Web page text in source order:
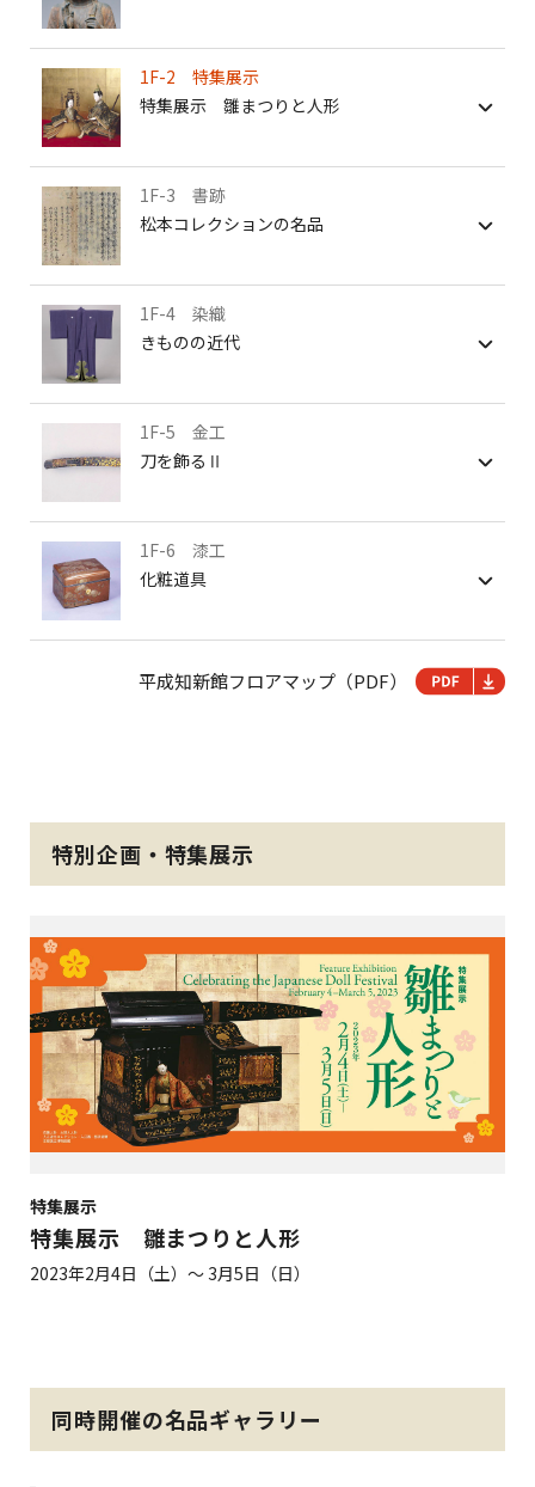
1F-2 特集展示
特集展示 雛まつりと人形
1F-3 書跡
松本コレクションの名品
1F-4 染織
きものの近代
1F-5 金工
刀を飾るⅡ
1F-6 漆工
化粧道具
平成知新館フロアマップ（PDF）
特別企画・特集展示
特集展示
特集展示 雛まつりと人形
2023年2月4日（土）～ 3月5日（日）
同時開催の名品ギャラリー